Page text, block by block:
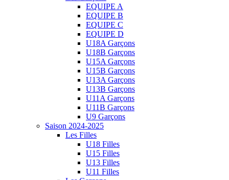
EQUIPE A
EQUIPE B
EQUIPE C
EQUIPE D
U18A Garçons
U18B Garçons
U15A Garçons
U15B Garçons
U13A Garçons
U13B Garçons
U11A Garçons
U11B Garçons
U9 Garçons
Saison 2024-2025
Les Filles
U18 Filles
U15 Filles
U13 Filles
U11 Filles